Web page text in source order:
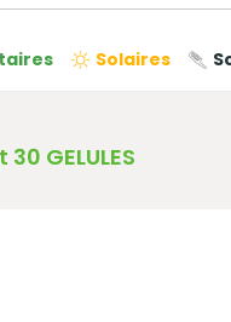
Solaires
GELULES